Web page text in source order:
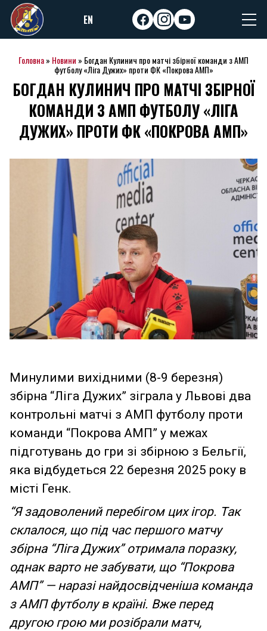
Skip
to
content
EN facebookinstagram
youtube
Головна» Новини » Богдан Кулинич про матчі збірної команди з АМП
футболу «Ліга Дужих» проти ФК «Покрова АМП»
БОГДАН КУЛИНИЧ ПРО МАТЧІ ЗБІРНОЇ
КОМАНДИ З АМП ФУТБОЛУ «ЛІГА
ДУЖИХ» ПРОТИ ФК «ПОКРОВА АМП»
Минулими вихідними (8-9 березня)
збірна “Ліга Дужих” зіграла у Львові два
контрольні матчі з АМП футболу проти
команди “Покрова АМП” у межах
підготувань до гри зі збірною з Бельгії,
яка відбудеться 22 березня 2025 року в
місті Генк.
“Я задоволений перебігом цих ігор. Так
склалося, що під час першого матчу
збірна “Ліга Дужих” отримала поразку,
однак варто не забувати, що “Покрова
АМП” — наразі найдосвідченіша команда
з АМП футболу в країні. Вже перед
другою грою ми розібрали матч,